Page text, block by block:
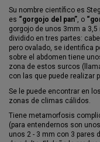
Su nombre científico es
es “gorgojo del pan”, o
gorgojo de unos 3mm a
dividido en tres partes:
pero ovalado, se identifica
sobre el abdomen tiene
zona de estos surcos
con las que puede realizar
Se le puede encontrar en
zonas de climas cálidos.
Tiene metamorfosis
(para entendernos son
unos 2 - 3 mm con 3 pares